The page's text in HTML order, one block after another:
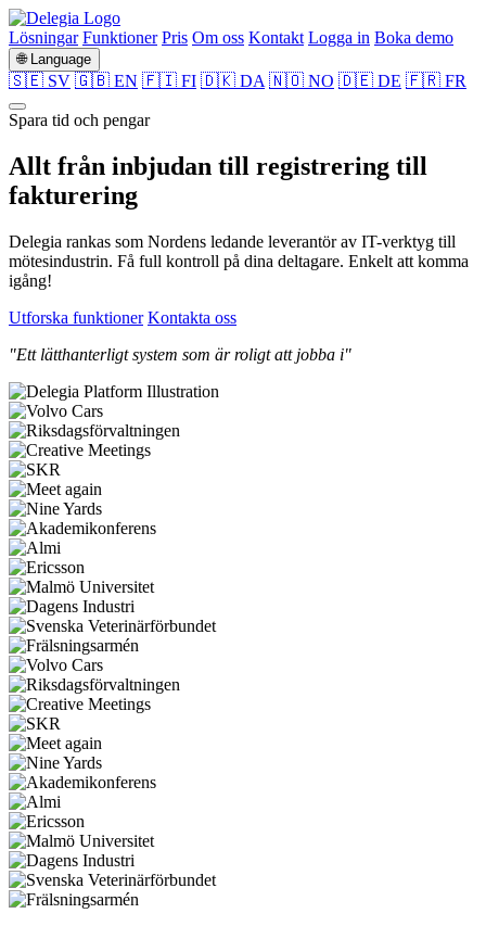
Lösningar Funktioner Pris Om oss Kontakt Logga in Boka demo
🌐 Language
🇸🇪 SV 🇬🇧 EN 🇫🇮 FI 🇩🇰 DA 🇳🇴 NO 🇩🇪 DE 🇫🇷 FR
Spara tid och pengar
Allt från inbjudan till registrering till
fakturering
Delegia rankas som Nordens ledande leverantör av IT-verktyg till
mötesindustrin. Få full kontroll på dina deltagare. Enkelt att komma
igång!
Utforska funktioner Kontakta oss
"Ett lätthanterligt system som är roligt att jobba i"